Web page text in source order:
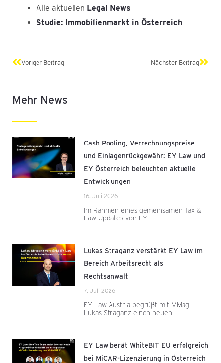
Alle aktuellen Legal News
Studie: Immobilienmarkt in Österreich
Zurück
Voriger Beitrag Nächster Beitrag
Mehr News
Cash Pooling, Verrechnungspreise
und Einlagenrückgewähr: EY Law und
EY Österreich beleuchten aktuelle
Entwicklungen
16. Juli 2026
Im Rahmen eines gemeinsamen Tax &
Law Updates von EY
Lukas Straganz verstärkt EY Law im
Bereich Arbeitsrecht als
Rechtsanwalt
7. Juli 2026
EY Law Austria begrüßt mit MMag.
Lukas Straganz einen neuen
EY Law berät WhiteBIT EU erfolgreich
bei MiCAR-Lizenzierung in Österreich